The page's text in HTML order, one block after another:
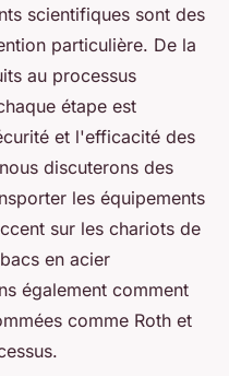
scientifiques sont des
particulière. De la
au processus
étape est
et l'efficacité des
discuterons des
les équipements
sur les chariots de
en acier
également comment
comme Roth et